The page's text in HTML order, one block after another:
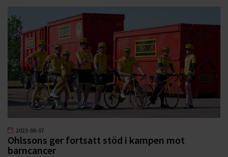
2023-06-07
Ohlssons ger fortsatt stöd i kampen mot
barncancer